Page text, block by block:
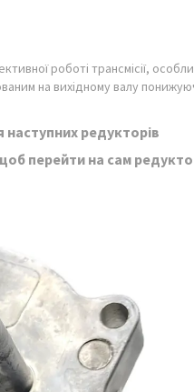
роботі трансмісії,
на вихідному валу
редукторів
перейти на сам